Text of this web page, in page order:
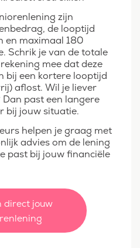
zijn
de looptijd
en maximaal 180
Schrik je van de totale
mee dat deze
bij een kortere looptijd
aflost. Wil je liever
past een langere
bij jouw situatie.
helpen je graag met
advies om de lening
past bij jouw financiële
direct jouw